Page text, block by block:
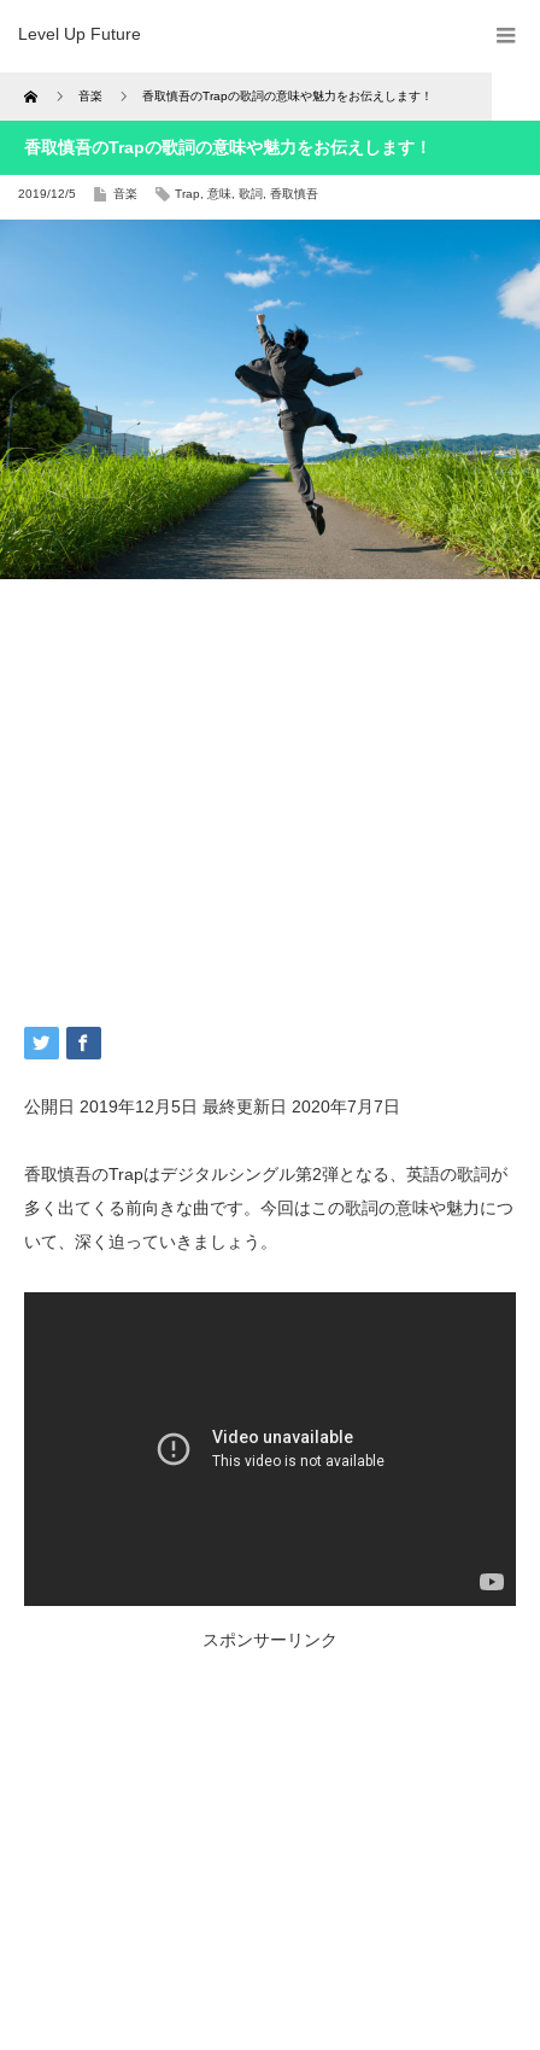
Level Up Future
Home 音楽 香取慎吾のTrapの歌詞の意味や魅力をお伝えします！
香取慎吾のTrapの歌詞の意味や魅力をお伝えします！
2019/12/5 音楽 Trap 意味 歌詞 香取慎吾
公開日 2019年12月5日 最終更新日 2020年7月7日
香取慎吾のTrapはデジタルシングル第2弾となる、英語の歌詞が
多く出てくる前向きな曲です。今回はこの歌詞の意味や魅力につ
いて、深く迫っていきましょう。
スポンサーリンク